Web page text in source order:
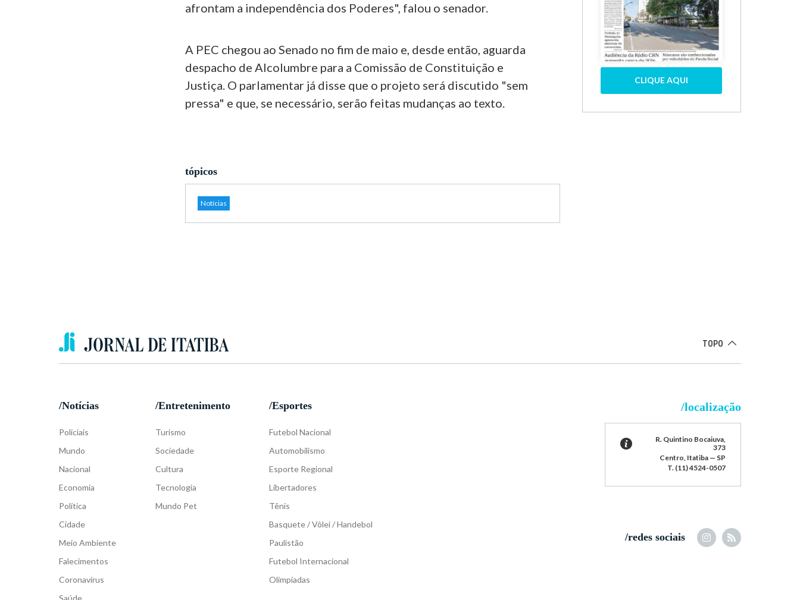
afrontam a independência dos Poderes", falou o senador.
A PEC chegou ao Senado no fim de maio e, desde então, aguarda
despacho de Alcolumbre para a Comissão de Constituição e
Justiça. O parlamentar já disse que o projeto será discutido "sem
pressa" e que, se necessário, serão feitas mudanças ao texto.
tópicos
Notícias
CLIQUE AQUI
TOPO
/Notícias
Policiais
Mundo
Nacional
Economia
Política
Cidade
Meio Ambiente
Falecimentos
Coronavírus
Saúde
/Entretenimento
Turismo
Sociedade
Cultura
Tecnologia
Mundo Pet
/Esportes
Futebol Nacional
Automobilismo
Esporte Regional
Libertadores
Tênis
Basquete / Vôlei / Handebol
Paulistão
Futebol Internacional
Olimpíadas
/localização
R. Quintino Bocaiuva,
373
Centro, Itatiba — SP
T. (11) 4524-0507
/redes sociais